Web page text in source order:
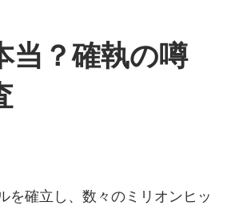
当？確執の噂
を確立し、数々のミリオンヒッ